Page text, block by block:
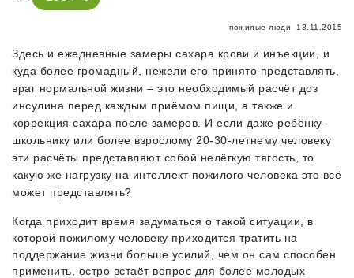
пожилые люди 13.11.2015
Здесь и ежедневные замеры сахара крови и инъекции, и
куда более громадный, нежели его принято представлять,
враг нормальной жизни – это необходимый расчёт доз
инсулина перед каждым приёмом пищи, а также и
коррекция сахара после замеров. И если даже ребёнку-
школьнику или более взрослому 20-30-летнему человеку
эти расчёты представляют собой нелёгкую тягость, то
какую же нагрузку на интеллект пожилого человека это всё
может представлять?
Когда приходит время задуматься о такой ситуации, в
которой пожилому человеку приходится тратить на
поддержание жизни больше усилий, чем он сам способен
применить, остро встаёт вопрос для более молодых